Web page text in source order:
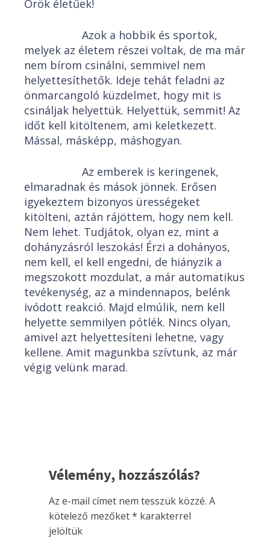
Örök életűek!
Azok a hobbik és sportok,
melyek az életem részei voltak, de ma már
nem bírom csinálni, semmivel nem
helyettesíthetők. Ideje tehát feladni az
önmarcangoló küzdelmet, hogy mit is
csináljak helyettük. Helyettük, semmit! Az
időt kell kitöltenem, ami keletkezett.
Mással, másképp, máshogyan.
Az emberek is keringenek,
elmaradnak és mások jönnek. Erősen
igyekeztem bizonyos ürességeket
kitölteni, aztán rájöttem, hogy nem kell.
Nem lehet. Tudjátok, olyan ez, mint a
dohányzásról leszokás! Érzi a dohányos,
nem kell, el kell engedni, de hiányzik a
megszokott mozdulat, a már automatikus
tevékenység, az a mindennapos, belénk
ivódott reakció. Majd elmúlik, nem kell
helyette semmilyen pótlék. Nincs olyan,
amivel azt helyettesíteni lehetne, vagy
kellene. Amit magunkba szívtunk, az már
végig velünk marad.
Vélemény, hozzászólás?
Az e-mail címet nem tesszük közzé. A
kötelező mezőket* karakterrel
jelöltük